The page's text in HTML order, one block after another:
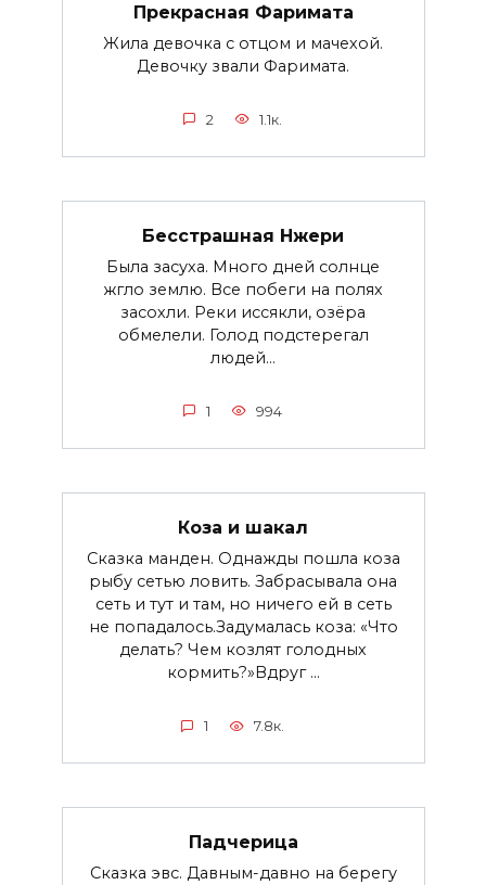
Прекрасная Фаримата
Жила девочка с отцом и мачехой.
Девочку звали Фаримата.
2 1.1к.
Бесстрашная Нжери
Была засуха. Много дней солнце
жгло землю. Все побеги на полях
засохли. Реки иссякли, озёра
обмелели. Голод подстерегал
людей...
1 994
Коза и шакал
Сказка манден. Однажды пошла коза
рыбу сетью ловить. Забрасывала она
сеть и тут и там, но ничего ей в сеть
не попадалось.Задумалась коза: «Что
делать? Чем козлят голодных
кормить?»Вдруг ...
1 7.8к.
Падчерица
Сказка эвс. Давным-давно на берегу